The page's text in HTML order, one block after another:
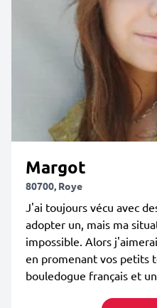
Margot
80700, Roye
J'ai toujours vécu avec
adopter un, mais ma
impossible. Alors
en promenant vos petits
bouledogue français et